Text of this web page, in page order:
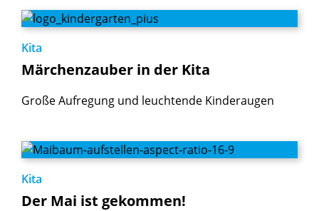
Kita
Märchenzauber in der Kita
Große Aufregung und leuchtende Kinderaugen
Kita
Der Mai ist gekommen!